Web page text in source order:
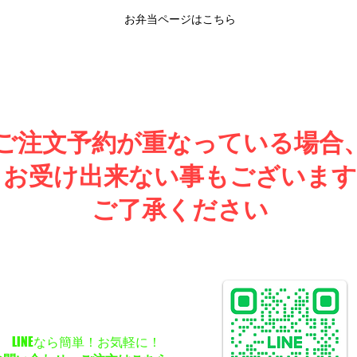
お弁当ページはこちら
注文予約が重なっている場合
お受け出来ない事もございます
ご了承ください
LINEなら簡単！お気軽に！